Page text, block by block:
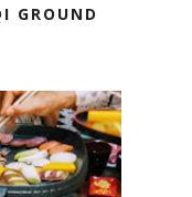
GROUND